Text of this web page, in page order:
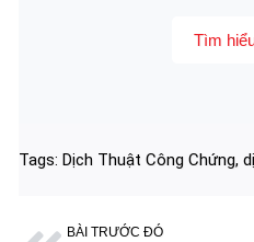
Tìm
Tags: Dịch Thuật Công Chứng,
BÀI TRƯỚC ĐÓ